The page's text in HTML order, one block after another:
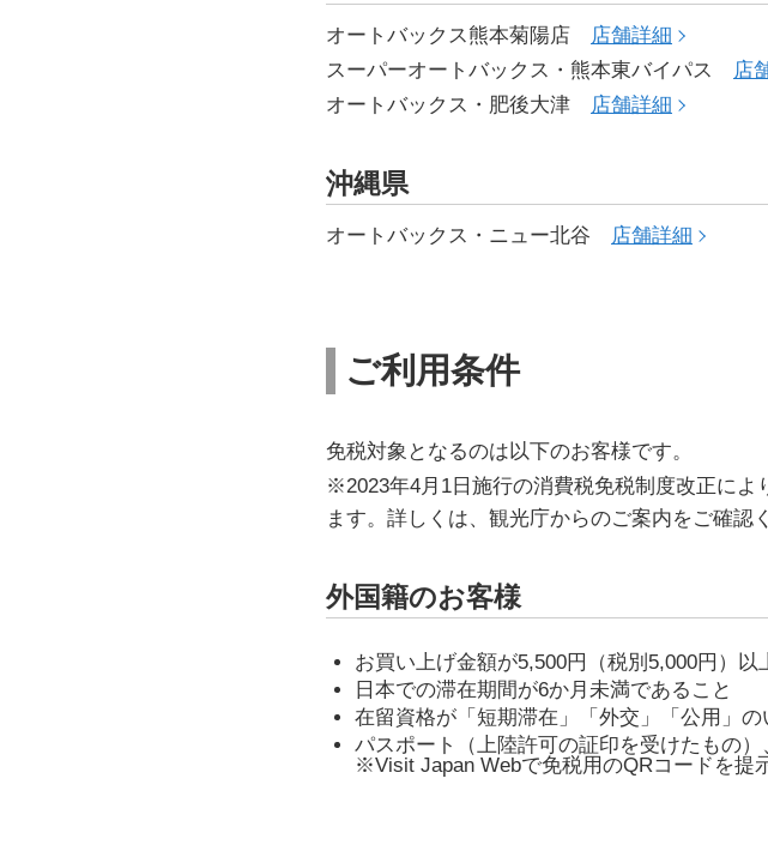
オートバックス熊本菊陽店
店舗詳細
スーパーオートバックス・熊本東バイパス
店
オートバックス・肥後大津
店舗詳細
沖縄県
オートバックス・ニュー北谷 店舗詳細
ご利用条件
免税対象となるのは以下のお客様です。
※2023年4月1日施行の消費税免税制度改正によ
ます。詳しくは、観光庁からのご案内をご確認
外国籍のお客様
お買い上げ金額が5,500円（税別5,000円）以
日本での滞在期間が6か月未満であること
在留資格が「短期滞在」「外交」「公用」の
パスポート（上陸許可の証印を受けたもの
※Visit Japan Webで免税用のQRコードを提